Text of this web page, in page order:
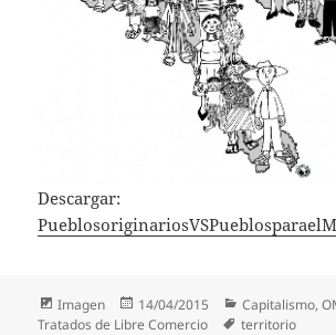
Descargar:
Formato
Imagen
Publicado
el
14/04/2015 Categorías
Capitalismo,
Tratados de Libre Comercio
Etiquetas
territorio